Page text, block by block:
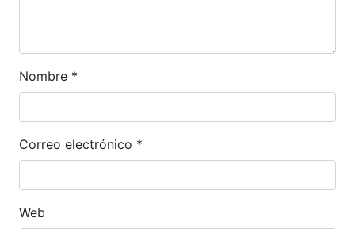
Nombre *
Correo electrónico *
Web